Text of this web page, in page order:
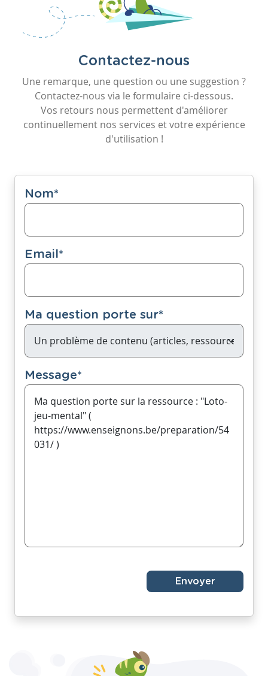
Contactez-nous
Une remarque, une question ou une suggestion ?
Contactez-nous via le formulaire ci-dessous.
Vos retours nous permettent d'améliorer
continuellement nos services et votre expérience
d'utilisation !
Nom*
Email*
Ma question porte sur*
Message*
Envoyer